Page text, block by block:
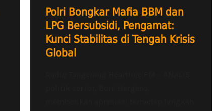
Polri Bongkar Mafia BBM dan
LPG Bersubsidi, Pengamat:
Kunci Stabilitas di Tengah Krisis
Global